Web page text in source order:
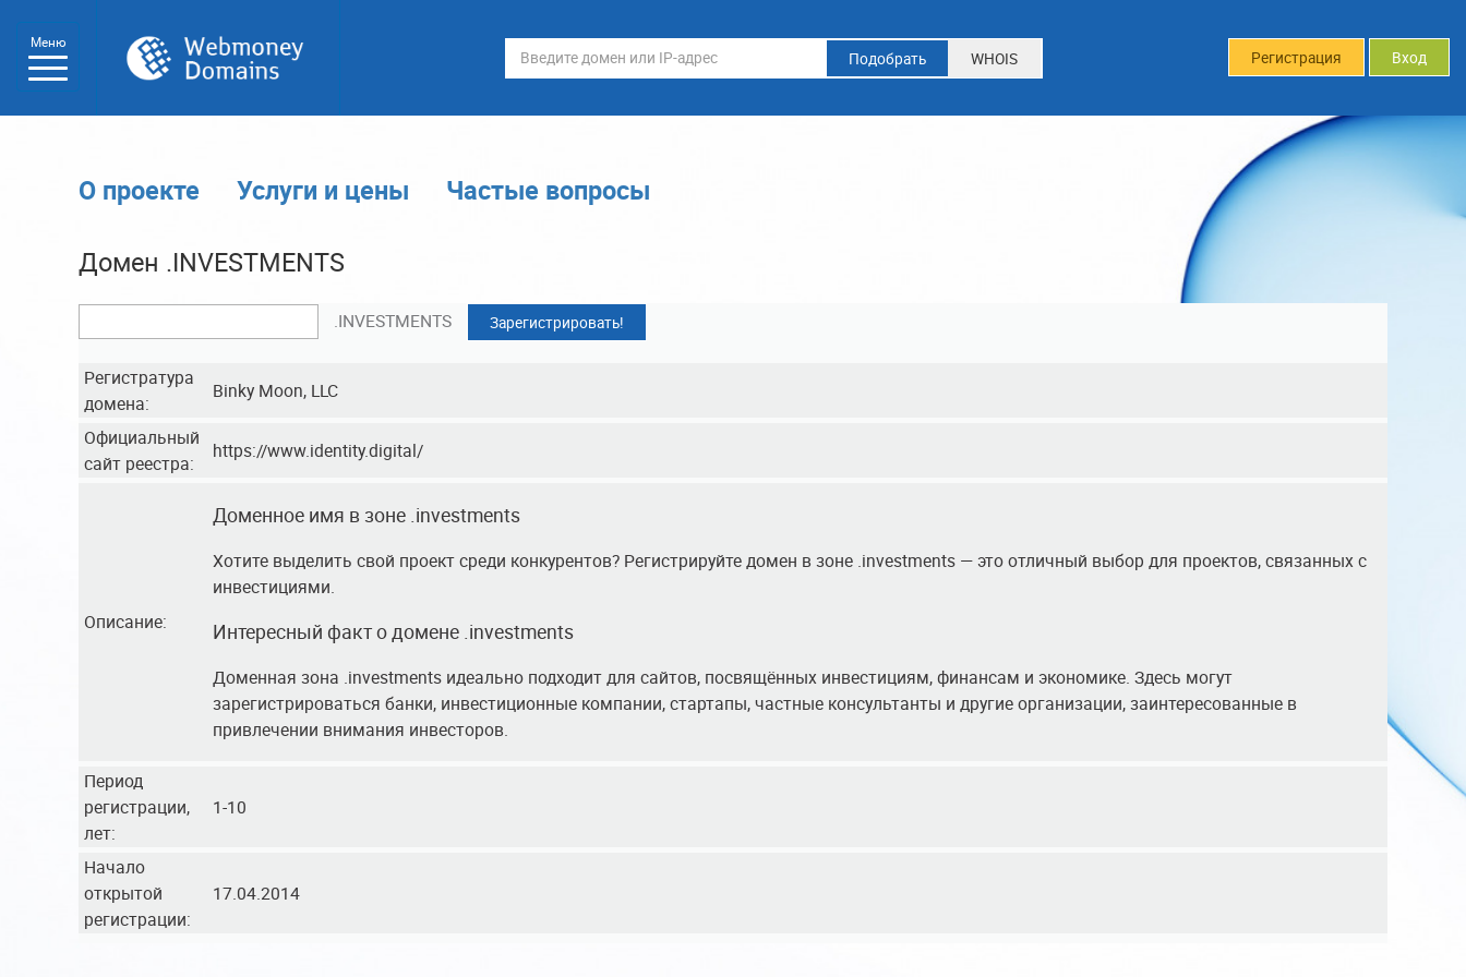
Меню
Регистрация Вход
Подобрать WHOIS
О проекте Услуги и цены Частые вопросы
Домен .INVESTMENTS
.INVESTMENTS Зарегистрировать!
Регистратура
домена:
Binky Moon, LLC
Официальный
сайт реестра:
https://www.identity.digital/
Описание:
Доменное имя в зоне .investments
Хотите выделить свой проект среди конкурентов? Регистрируйте домен в зоне .investments — это отличный выбор для проектов, связанных с
инвестициями.
Интересный факт о домене .investments
Доменная зона .investments идеально подходит для сайтов, посвящённых инвестициям, финансам и экономике. Здесь могут
зарегистрироваться банки, инвестиционные компании, стартапы, частные консультанты и другие организации, заинтересованные в
привлечении внимания инвесторов.
Период
регистрации,
лет:
1-10
Начало
открытой
регистрации:
17.04.2014